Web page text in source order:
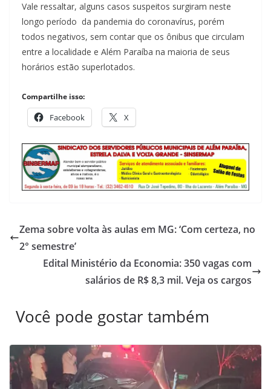
Vale ressaltar, alguns casos suspeitos surgiram neste
longo período da pandemia do coronavírus, porém
todos negativos, sem contar que os ônibus que circulam
entre a localidade e Além Paraíba na maioria de seus
horários estão superlotados.
Compartilhe isso:
Facebook X
Zema sobre volta às aulas em MG: ‘Com certeza, no
2° semestre’
Edital Ministério da Economia: 350 vagas com
salários de R$ 8,3 mil. Veja os cargos
Você pode gostar também